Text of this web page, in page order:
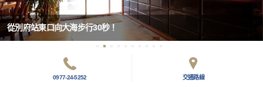
從別府站東口向大海步行30秒！
0977-24-5252 交通路線